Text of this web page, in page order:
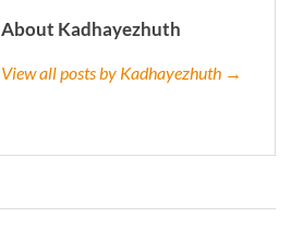
About Kadhayezhuth
View all posts by Kadhayezhuth →